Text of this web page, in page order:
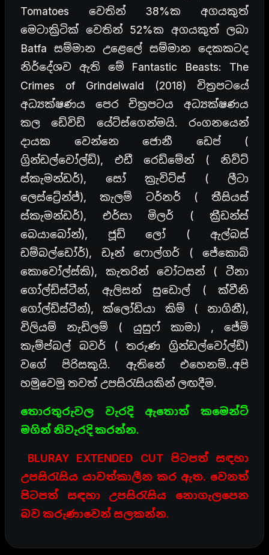
Tomatoes වෙතින් 38%ක අගයකුත්
මෙටාක්‍රිටික් වෙතින් 52%ක අගයකුත් ලබා
Batfa සම්මාන උළෙලේ සම්මාන දෙකකටද
නිර්දේශව ඇති මේ Fantastic Beasts: The
Crimes of Grindelwald (2018) චිත්‍රපටයේ
අධ්‍යක්ෂණය පෙර චිත්‍රපටය අධ්‍යක්ෂණය
කල ඩේවිඩ් යේට්ස්ගෙන්මයි. රංගනයෙන්
දායක වෙන්නෙ ජොනී ඩෙප් (
ග්‍රින්ඩල්වෝල්ඩ්), එඩී රෙඩ්මේන් ( නිව්ට්
ස්කැමන්ඩර්), සෝ ක්‍රැවිට්ස් ( ලීටා
ලෙස්ට්‍රේන්ජ්), කැලම් ටර්නර් ( තීසියස්
ස්කැමන්ඩර්), එර්සා මිලර් ( ක්‍රීඩන්ස්
බෙයාබෝන්), ජූඩ් ලෝ ( ඇල්බස්
ඩම්බල්ඩෝර්), ඩෑන් ෆොල්ගර් ( ජේකොබ්
කොවෝල්ස්කි), කැතරින් වෝටසන් ( ටීනා
ගෝල්ඩ්ස්ටීන්, ඇලිසන් සුඩොල් ( ක්වීනි
ගෝල්ඩ්ස්ටීන්), ක්ලෝඩියා කිම් ( නාගිනී),
විලියම් නැඩිලම් ( යුසුෆ් කාමා) , ජේමි
කැම්ප්බල් බවර් ( තරුණ ග්‍රින්ඩල්වෝල්ඩ්)
වගේ පිරිසකුයි. ඇතිනේ එහෙනම්..අපි
හමුවෙමු තවත් උපසිරැසියකින් ලඟදීම.
තොරතුරුවල වැරදි ඇතොත් කමෙන්ට්
මගින් නිවැරදි කරන්න.
BLURAY EXTENDED CUT පිටපත් සඳහා
උපසිරැසිය යාවත්කාලීන කර ඇත. වෙනත්
පිටපත් සඳහා උපසිරැසිය නොගැලපෙන
බව කරුණාවෙන් සලකන්න.